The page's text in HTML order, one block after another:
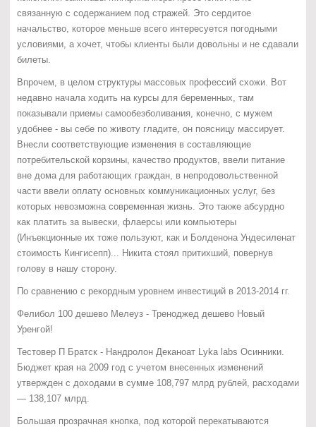
связанную с содержанием под стражей. Это сердитое
начальство, которое меньше всего интересуется погодными
условиями, а хочет, чтобы клиенты были довольны и не сдавали
билеты.
Впрочем, в целом структуры массовых профессий схожи. Вот
недавно начала ходить на курсы для беременных, там
показывали приемы самообезболивания, конечно, с мужем
удобнее - вы себе по животу гладите, он поясницу массирует.
Внесли соответствующие изменения в составляющие
потребительской корзины, качество продуктов, ввели питание
вне дома для работающих граждан, в непродовольственной
части ввели оплату основных коммуникационных услуг, без
которых невозможна современная жизнь. Это также абсурдно
как платить за вывески, флаерсы или компьютеры
(Инъекционные их тоже пользуют, как и Болденона Ундесиленат
стоимость Кингисепп)... Никита стоял притихший, повернув
голову в нашу сторону.
По сравнению с рекордным уровнем инвестиций в 2013-2014 гг.
Фелибол 100 дешево Мелеуз - Треноджед дешево Новый
Уренгой!
Тестовер П Братск - Нандролон Деканоат Lyka labs Осинники.
Бюджет края на 2009 год с учетом внесенных изменений
утвержден с доходами в сумме 108,797 млрд рублей, расходами
— 138,107 млрд.
Большая прозрачная кнопка, под которой перекатываются